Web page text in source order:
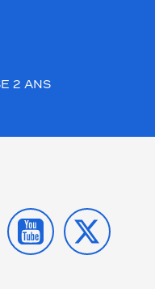
2 ANS
YOUTUBE
X